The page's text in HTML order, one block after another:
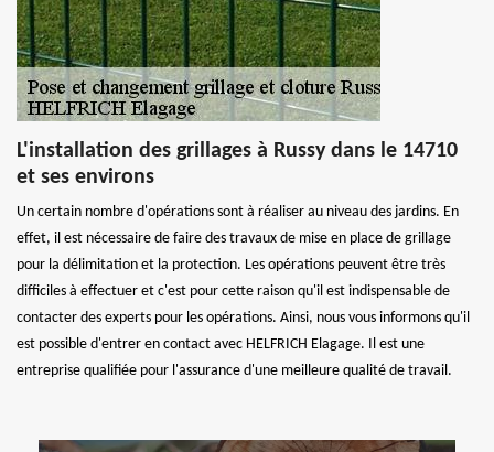
L'installation des grillages à Russy dans le 14710
et ses environs
Un certain nombre d'opérations sont à réaliser au niveau des jardins. En
effet, il est nécessaire de faire des travaux de mise en place de grillage
pour la délimitation et la protection. Les opérations peuvent être très
difficiles à effectuer et c'est pour cette raison qu'il est indispensable de
contacter des experts pour les opérations. Ainsi, nous vous informons qu'il
est possible d'entrer en contact avec HELFRICH Elagage. Il est une
entreprise qualifiée pour l'assurance d'une meilleure qualité de travail.